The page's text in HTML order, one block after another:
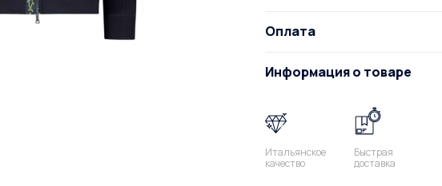
Оплата
Информация о товаре
Итальянское
качество
Быстрая
доставка